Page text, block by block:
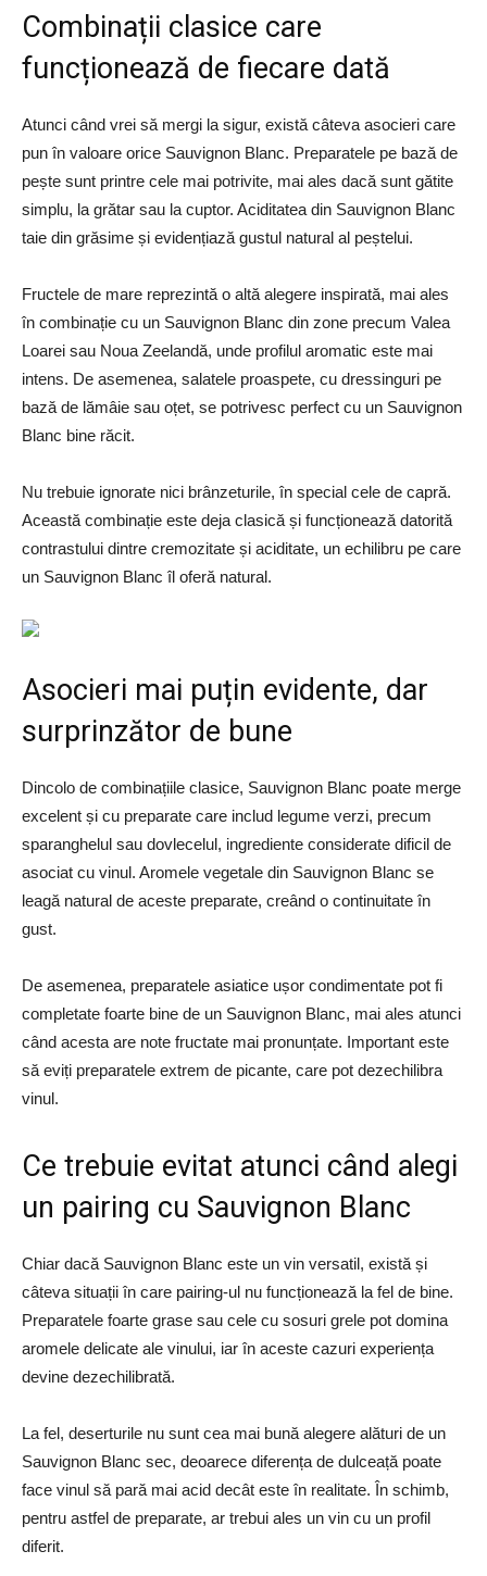
Combinații clasice care
funcționează de fiecare dată
Atunci când vrei să mergi la sigur, există câteva asocieri care
pun în valoare orice Sauvignon Blanc. Preparatele pe bază de
pește sunt printre cele mai potrivite, mai ales dacă sunt gătite
simplu, la grătar sau la cuptor. Aciditatea din Sauvignon Blanc
taie din grăsime și evidențiază gustul natural al peștelui.
Fructele de mare reprezintă o altă alegere inspirată, mai ales
în combinație cu un Sauvignon Blanc din zone precum Valea
Loarei sau Noua Zeelandă, unde profilul aromatic este mai
intens. De asemenea, salatele proaspete, cu dressinguri pe
bază de lămâie sau oțet, se potrivesc perfect cu un Sauvignon
Blanc bine răcit.
Nu trebuie ignorate nici brânzeturile, în special cele de capră.
Această combinație este deja clasică și funcționează datorită
contrastului dintre cremozitate și aciditate, un echilibru pe care
un Sauvignon Blanc îl oferă natural.
Asocieri mai puțin evidente, dar
surprinzător de bune
Dincolo de combinațiile clasice, Sauvignon Blanc poate merge
excelent și cu preparate care includ legume verzi, precum
sparanghelul sau dovlecelul, ingrediente considerate dificil de
asociat cu vinul. Aromele vegetale din Sauvignon Blanc se
leagă natural de aceste preparate, creând o continuitate în
gust.
De asemenea, preparatele asiatice ușor condimentate pot fi
completate foarte bine de un Sauvignon Blanc, mai ales atunci
când acesta are note fructate mai pronunțate. Important este
să eviți preparatele extrem de picante, care pot dezechilibra
vinul.
Ce trebuie evitat atunci când alegi
un pairing cu Sauvignon Blanc
Chiar dacă Sauvignon Blanc este un vin versatil, există și
câteva situații în care pairing-ul nu funcționează la fel de bine.
Preparatele foarte grase sau cele cu sosuri grele pot domina
aromele delicate ale vinului, iar în aceste cazuri experiența
devine dezechilibrată.
La fel, deserturile nu sunt cea mai bună alegere alături de un
Sauvignon Blanc sec, deoarece diferența de dulceață poate
face vinul să pară mai acid decât este în realitate. În schimb,
pentru astfel de preparate, ar trebui ales un vin cu un profil
diferit.